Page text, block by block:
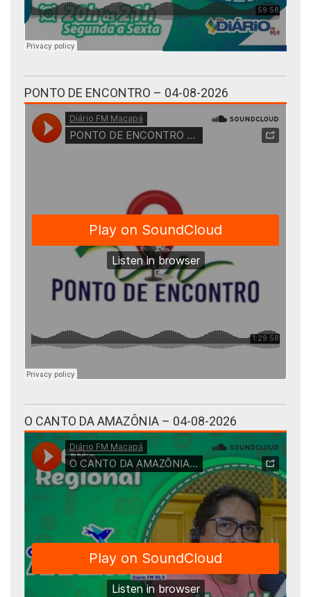
PONTO DE ENCONTRO – 04-08-2026
O CANTO DA AMAZÔNIA – 04-08-2026